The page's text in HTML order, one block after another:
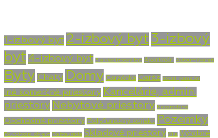
1-izbový byt 2-izbový byt 3-izbový
byt 4-izbový byt 5 a viac izbový byt Apartmán Autoumývareň
Byty Chaty Domy Garzónka Garáž Hotel, penzión
Iné komerčné priestory Kancelárie, admin.
priestory Nebytové priestory Nezaradené
Obchodné priestory Polyfunkčný objekt Pozemky
Poľnohosp. objekt Reštaurácia Skladové priestory Vila Výrobné